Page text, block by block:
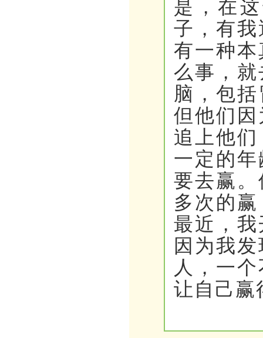
是，在
子，有
有一种
么事，
脑，包
但他们
追上他
一定的
要去赢
多次的
最近，
因为我
人，一
让自己赢